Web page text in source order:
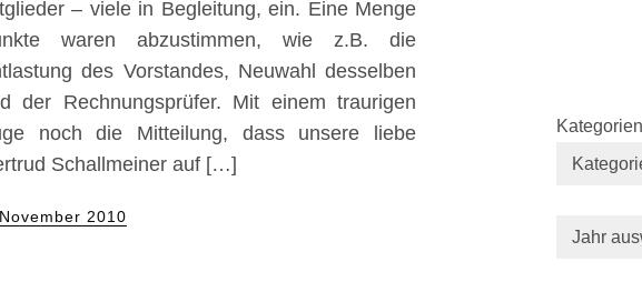
– viele in Begleitung, ein. Eine Menge
waren abzustimmen, wie z.B. die
des Vorstandes, Neuwahl desselben
der Rechnungsprüfer. Mit einem traurigen
noch die Mitteilung, dass unsere liebe
Schallmeiner auf […]
2010
Kategorien